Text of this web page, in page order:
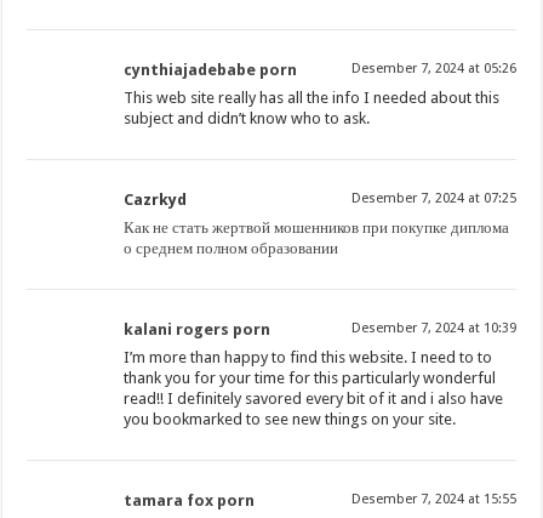
cynthiajadebabe porn Desember 7, 2024 at 05:26
This web site really has all the info I needed about this
subject and didn’t know who to ask.
Cazrkyd Desember 7, 2024 at 07:25
Как не стать жертвой мошенников при покупке диплома
о среднем полном образовании
kalani rogers porn Desember 7, 2024 at 10:39
I’m more than happy to find this website. I need to to
thank you for your time for this particularly wonderful
read!! I definitely savored every bit of it and i also have
you bookmarked to see new things on your site.
tamara fox porn Desember 7, 2024 at 15:55